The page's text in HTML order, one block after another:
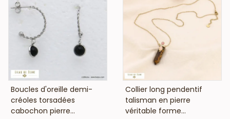
VOIR LE PRIX
Boucles d'oreille demi-
créoles torsadées
cabochon pierre...
VOIR LE PRIX
Collier long pendentif
talisman en pierre
véritable forme...